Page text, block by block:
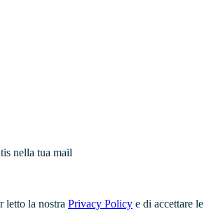
nella tua mail
letto la nostra Privacy Policy e di accettare le